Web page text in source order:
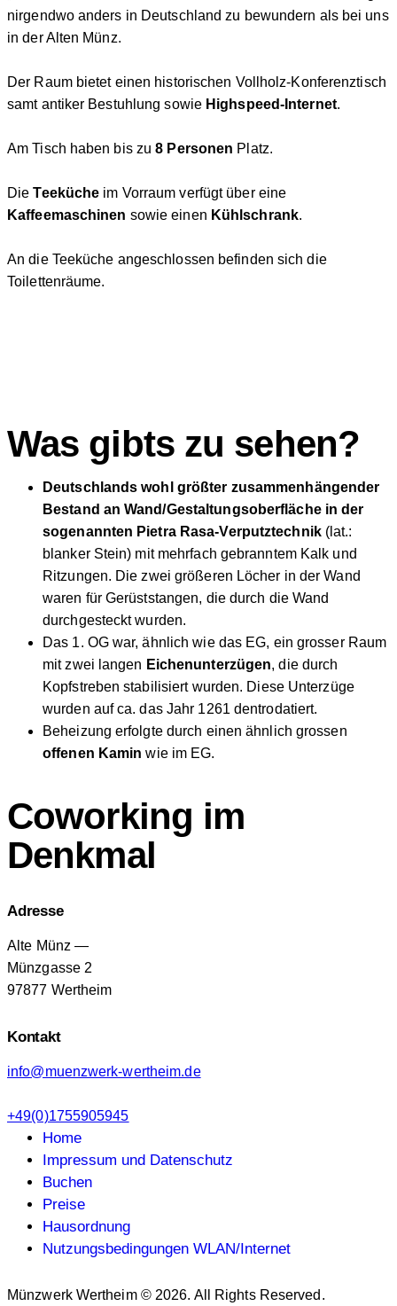
nirgendwo anders in Deutschland zu bewundern als bei uns
in der Alten Münz.
Der Raum bietet einen historischen Vollholz-Konferenztisch
samt antiker Bestuhlung sowie Highspeed-Internet.
Am Tisch haben bis zu8 Personen Platz.
DieTeeküche im Vorraum verfügt über eine
Kaffeemaschinen sowie einen Kühlschrank.
An die Teeküche angeschlossen befinden sich die
Toilettenräume.
Was gibts zu sehen?
Deutschlands wohl größter zusammenhängender
Bestand an Wand/Gestaltungsoberfläche in der
sogenannten Pietra Rasa-Verputztechnik(lat.:
blanker Stein) mit mehrfach gebranntem Kalk und
Ritzungen. Die zwei größeren Löcher in der Wand
waren für Gerüststangen, die durch die Wand
durchgesteckt wurden.
Das 1. OG war, ähnlich wie das EG, ein grosser Raum
mit zwei langen Eichenunterzügen, die durch
Kopfstreben stabilisiert wurden. Diese Unterzüge
wurden auf ca. das Jahr 1261 dentrodatiert.
Beheizung erfolgte durch einen ähnlich grossen
offenen Kamin wie im EG.
Coworking im
Denkmal
Adresse
Alte Münz —
Münzgasse 2
97877 Wertheim
Kontakt
info@muenzwerk-wertheim.de
+49(0)1755905945
Home
Impressum und Datenschutz
Buchen
Preise
Hausordnung
Nutzungsbedingungen WLAN/Internet
Münzwerk Wertheim © 2026. All Rights Reserved.